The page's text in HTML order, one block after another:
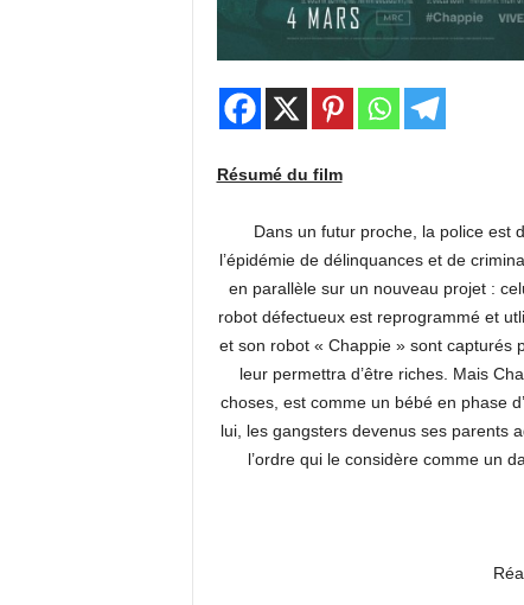
Résumé du film
Dans un futur proche, la police est
l’épidémie de délinquances et de
en parallèle sur un nouveau projet :
robot défectueux est reprogrammé et
et son robot « Chappie » sont capturés
leur permettra d’être riches. Mais
choses, est comme un bébé en phase
lui, les gangsters devenus ses parents
l’ordre qui le considère comme un